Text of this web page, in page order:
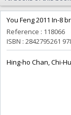
‎You Feng 2011 In-8
Reference : 118066
ISBN : 2842795261
‎Hing-ho Chan, Chi-